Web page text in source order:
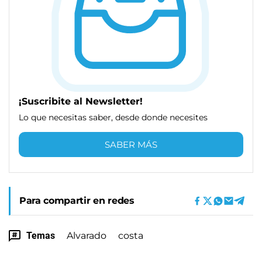
¡Suscribite al Newsletter!
Lo que necesitas saber, desde donde necesites
SABER MÁS
Para compartir en redes
Temas Alvarado costa